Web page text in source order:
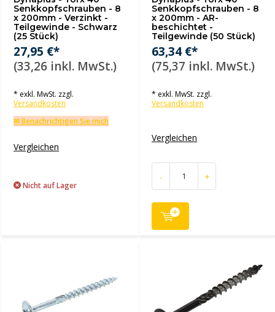
Senkkopfschrauben - 8
x 200mm - Verzinkt -
Teilgewinde - Schwarz
(25 Stück)
27,95 €*
(33,26 inkl. MwSt.)
* exkl. MwSt. zzgl.
Versandkosten
✉ Benachrichtigen Sie mich
Vergleichen
Nicht auf Lager
Senkkopfschrauben - 8
x 200mm - AR-
beschichtet -
Teilgewinde (50 Stück)
63,34 €*
(75,37 inkl. MwSt.)
* exkl. MwSt. zzgl.
Versandkosten
Vergleichen
- +